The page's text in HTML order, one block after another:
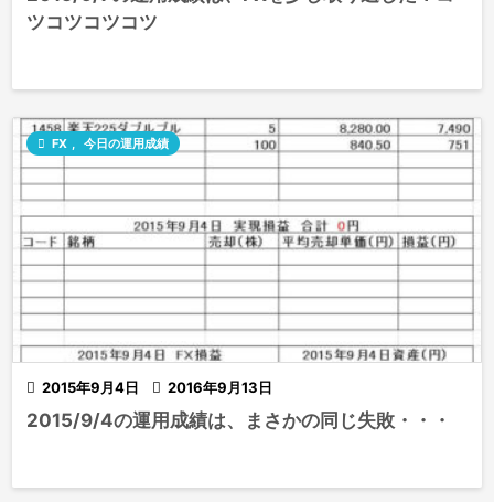
ツコツコツコツ
 2015年9月4日  2016年9月13日
 FX , 今日の運用成績
2015/9/4の運用成績は、まさかの同じ失敗・・・